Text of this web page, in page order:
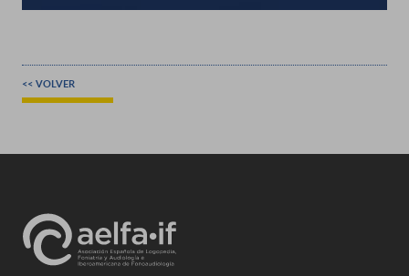
<< VOLVER